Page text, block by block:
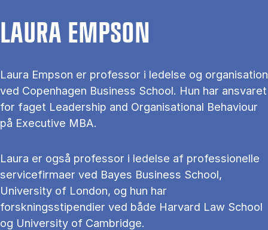
LAURA EMPSON
Laura Empson er professor i ledelse og organisation
ved Copenhagen Business School. Hun har ansvaret
for faget Leadership and Organisational Behaviour
på Executive MBA.
Laura er også professor i ledelse af professionelle
servicefirmaer ved Bayes Business School,
University of London, og hun har
forskningsstipendier ved både Harvard Law School
og University of Cambridge.